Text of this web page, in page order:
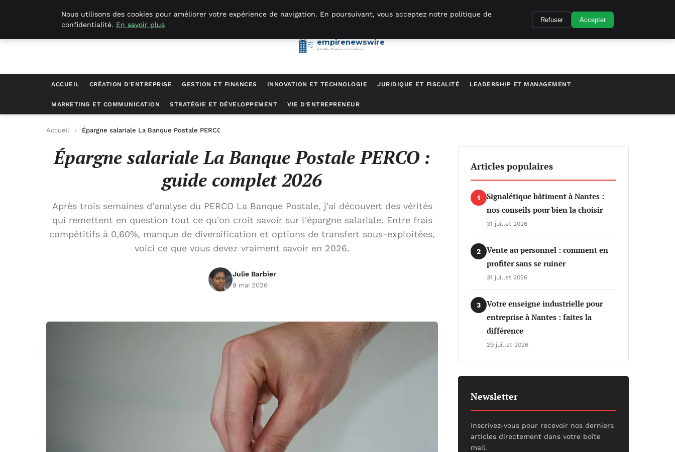
empirenewswire
Actualités Business pour la France
ACCUEIL CRÉATION D'ENTREPRISE GESTION ET FINANCES INNOVATION ET TECHNOLOGIE JURIDIQUE ET FISCALITÉ LEADERSHIP ET MANAGEMENT
MARKETING ET COMMUNICATION STRATÉGIE ET DÉVELOPPEMENT VIE D'ENTREPRENEUR
Accueil Épargne salariale La Banque Postale PERCO : guide complet 2026
Épargne salariale La Banque Postale PERCO :
guide complet 2026
Après trois semaines d'analyse du PERCO La Banque Postale, j'ai découvert des vérités
qui remettent en question tout ce qu'on croit savoir sur l'épargne salariale. Entre frais
compétitifs à 0,60%, manque de diversification et options de transfert sous-exploitées,
voici ce que vous devez vraiment savoir en 2026.
Julie Barbier
8 mai 2026
Articles populaires
1
Signalétique bâtiment à Nantes :
nos conseils pour bien la choisir
31 juillet 2026
2
Vente au personnel : comment en
profiter sans se ruiner
31 juillet 2026
3
Votre enseigne industrielle pour
entreprise à Nantes : faites la
différence
29 juillet 2026
Newsletter
Inscrivez-vous pour recevoir nos derniers
articles directement dans votre boîte
mail.
Nous utilisons des cookies pour améliorer votre expérience de navigation. En poursuivant, vous acceptez notre politique de
confidentialité. En savoir plus
Refuser Accepter